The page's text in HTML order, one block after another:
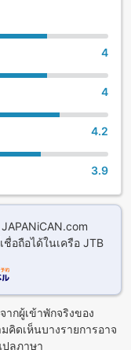
4
4
4.2
3.9
อถือได้ในเครือ JTB
กผู้เข้าพักจริงของ
คิดเห็นบางรายการอาจ
ปลภาษา